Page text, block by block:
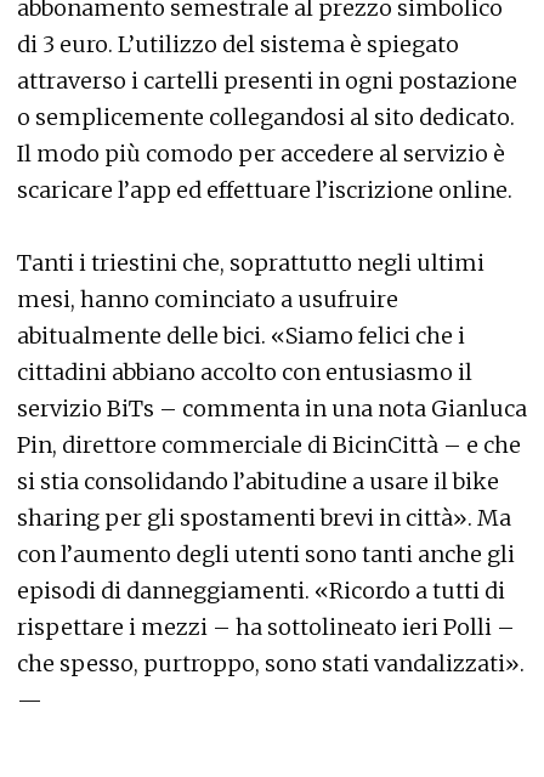
abbonamento semestrale al prezzo simbolico
di 3 euro. L’utilizzo del sistema è spiegato
attraverso i cartelli presenti in ogni postazione
o semplicemente collegandosi al sito dedicato.
Il modo più comodo per accedere al servizio è
scaricare l’app ed effettuare l’iscrizione online.
Tanti i triestini che, soprattutto negli ultimi
mesi, hanno cominciato a usufruire
abitualmente delle bici. «Siamo felici che i
cittadini abbiano accolto con entusiasmo il
servizio BiTs – commenta in una nota Gianluca
Pin, direttore commerciale di BicinCittà – e che
si stia consolidando l’abitudine a usare il bike
sharing per gli spostamenti brevi in città». Ma
con l’aumento degli utenti sono tanti anche gli
episodi di danneggiamenti. «Ricordo a tutti di
rispettare i mezzi – ha sottolineato ieri Polli –
che spesso, purtroppo, sono stati vandalizzati».
—